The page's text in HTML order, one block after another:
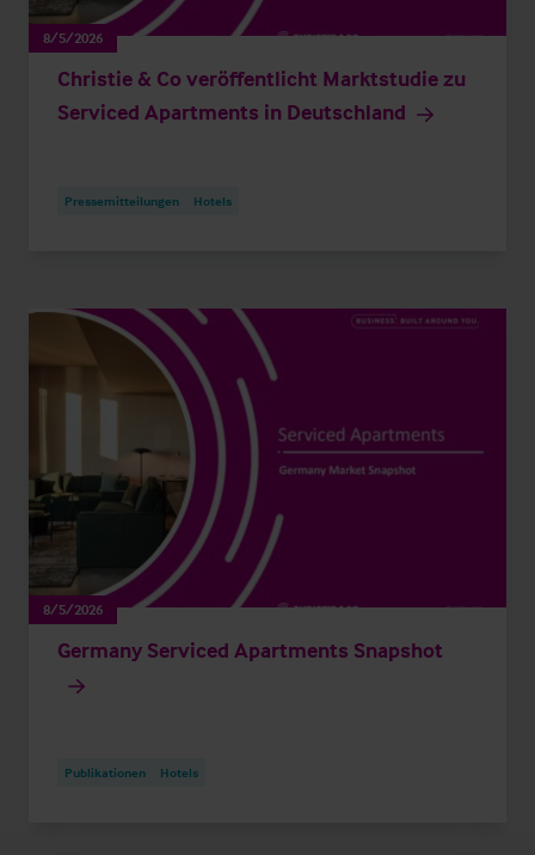
8/5/2026
Christie & Co veröffentlicht Marktstudie zu
Serviced Apartments in Deutschland
Pressemitteilungen Hotels
8/5/2026
Germany Serviced Apartments Snapshot
Publikationen Hotels